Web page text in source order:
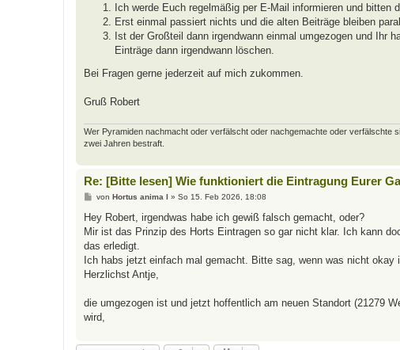
Ich werde Euch regelmäßig per E-Mail informieren und bitten
Erst einmal passiert nichts und die alten Beiträge bleiben
Ist der Großteil dann irgendwann einmal umgezogen und Ihr
Einträge dann irgendwann löschen.
Bei Fragen gerne jederzeit auf mich zukommen.
Gruß Robert
Wer Pyramiden nachmacht oder verfälscht oder nachgemachte oder verfälschte
zwei Jahren bestraft.
Re: [Bitte lesen] Wie funktioniert die Eintragung Eurer
B
i
r
a
von Hortus anima l » So 15. Feb 2026, 18:08
Hey Robert, irgendwas habe ich gewiß falsch gemacht, oder?
Mir ist das Prinzip des Horts Eintragen so gar nicht klar. Ich kann
das erledigt.
Ich habs jetzt einfach mal gemacht. Bitte sag, wenn was nicht okay
Herzlichst Antje,
die umgezogen ist und jetzt hoffentlich am neuen Standort (21279
wird,